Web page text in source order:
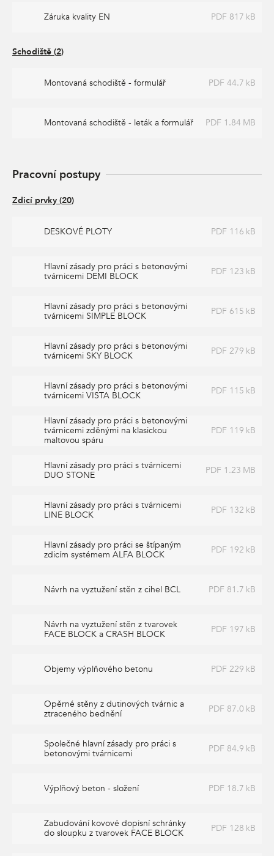
Záruka kvality EN PDF 817 kB
Schodiště (2)
Montovaná schodiště - formulář PDF 44.7 kB
Montovaná schodiště - leták a formulář PDF 1.84 MB
Pracovní postupy
Zdicí prvky (20)
DESKOVÉ PLOTY PDF 116 kB
Hlavní zásady pro práci s betonovými
tvárnicemi DEMI BLOCK
PDF 123 kB
Hlavní zásady pro práci s betonovými
tvárnicemi SIMPLE BLOCK
PDF 615 kB
Hlavní zásady pro práci s betonovými
tvárnicemi SKY BLOCK
PDF 279 kB
Hlavní zásady pro práci s betonovými
tvárnicemi VISTA BLOCK
PDF 115 kB
Hlavní zásady pro práci s betonovými
tvárnicemi zděnými na klasickou
maltovou spáru
PDF 119 kB
Hlavní zásady pro práci s tvárnicemi
DUO STONE
PDF 1.23 MB
Hlavní zásady pro práci s tvárnicemi
LINE BLOCK
PDF 132 kB
Hlavní zásady pro práci se štípaným
zdicím systémem ALFA BLOCK
PDF 192 kB
Návrh na vyztužení stěn z cihel BCL PDF 81.7 kB
Návrh na vyztužení stěn z tvarovek
FACE BLOCK a CRASH BLOCK
PDF 197 kB
Objemy výplňového betonu PDF 229 kB
Opěrné stěny z dutinových tvárnic a
ztraceného bednění
PDF 87.0 kB
Společné hlavní zásady pro práci s
betonovými tvárnicemi
PDF 84.9 kB
Výplňový beton - složení PDF 18.7 kB
Zabudování kovové dopisní schránky
do sloupku z tvarovek FACE BLOCK
PDF 128 kB